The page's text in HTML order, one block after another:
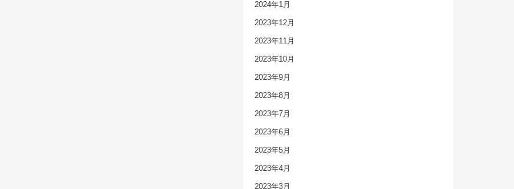
2024年1月
2023年12月
2023年11月
2023年10月
2023年9月
2023年8月
2023年7月
2023年6月
2023年5月
2023年4月
2023年3月